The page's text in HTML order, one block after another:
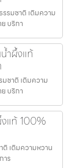
รมชาติ เติมความ
บริกา
ำผึ้งแท้
ชาติ เติมความ
บริกา
แท้ 100%
เติมความหวาน
าร